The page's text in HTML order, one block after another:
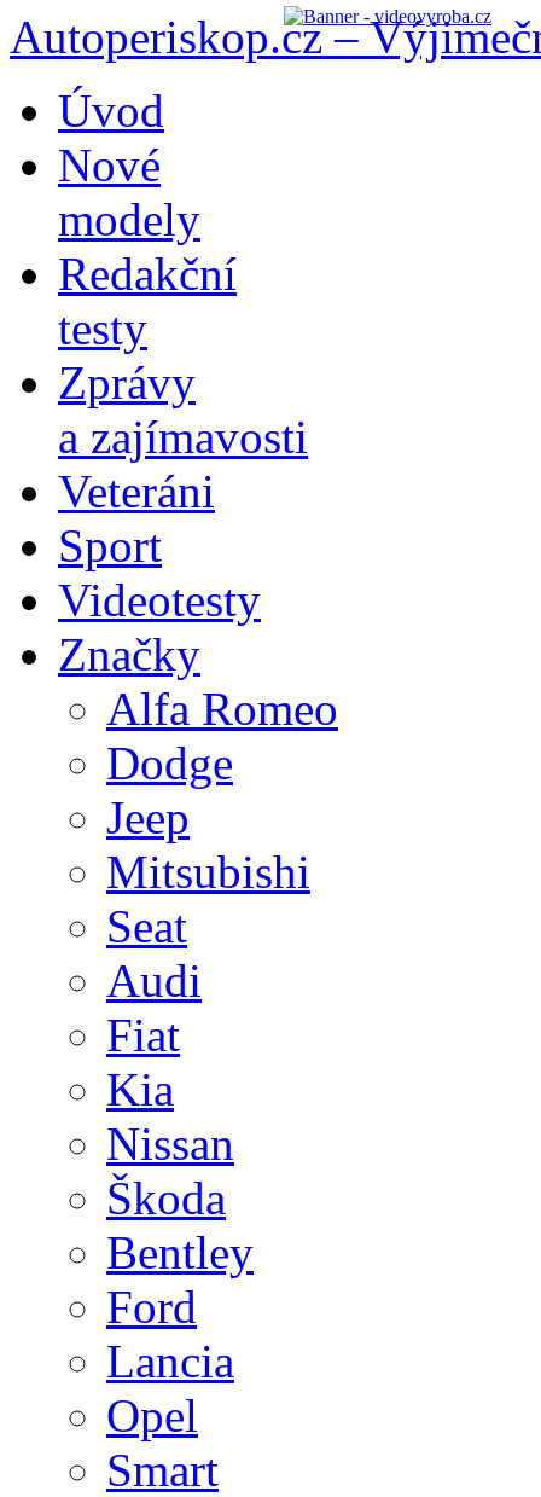
Autoperiskop.cz –
obsahu
webu
Úvod
Nové
modely
Redakční
testy
Zprávy
a zajímavosti
Veteráni
Sport
Videotesty
Značky
Alfa Romeo
Dodge
Jeep
Mitsubishi
Seat
Audi
Fiat
Kia
Nissan
Škoda
Bentley
Ford
Lancia
Opel
Smart